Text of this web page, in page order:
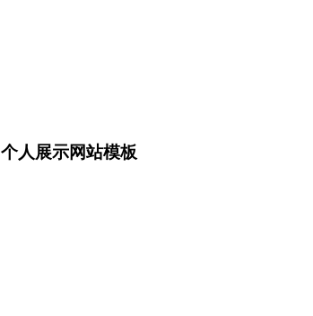
个人展示网站模板